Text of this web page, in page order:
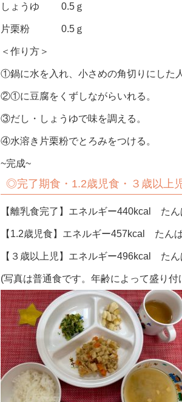
しょうゆ 0.5ｇ
片栗粉 0.5ｇ
＜作り方＞
①鍋に水を入れ、小さめの角切りにした
②①に豆腐をくずしながらいれる。
③だし・しょうゆで味を調える。
④水溶き片栗粉でとろみをつける。
~完成~
◎完了期食・1.2歳児食・３歳以上
【離乳食完了】エネルギー440kcal た
【1.2歳児食】エネルギー457kcal たん
【３歳以上児】エネルギー496kcal た
(写真は普通食です。年齢によって盛り